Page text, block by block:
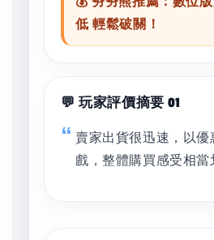
低 輕鬆破關！
💬 玩家評價摘要 01
賣家出貨很迅速，以優
戲，整體購買感受相當